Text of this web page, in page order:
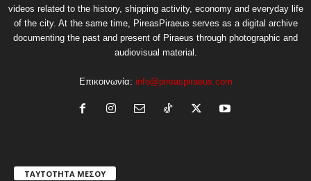
videos related to the history, shipping activity, economy and everyday life
of the city. At the same time, PireasPiraeus serves as a digital archive
documenting the past and present of Piraeus through photographic and
audiovisual material.
Επικοινωνία: info@pireaspiraeus.com
ΤΑΥΤΟΤΗΤΑ ΜΕΣΟΥ